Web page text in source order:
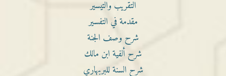
التقريب والتيسير
مقدمة في التفسير
شرح وصف الجنة
شرح ألفية ابن مالك
شرح السنة للبربهاري